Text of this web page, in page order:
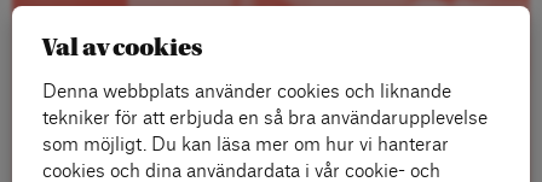
Läs mer
Val av cookies
Denna webbplats använder cookies och liknande
tekniker för att erbjuda en så bra användarupplevelse
som möjligt. Du kan läsa mer om hur vi hanterar
cookies och dina användardata i vår cookie- och